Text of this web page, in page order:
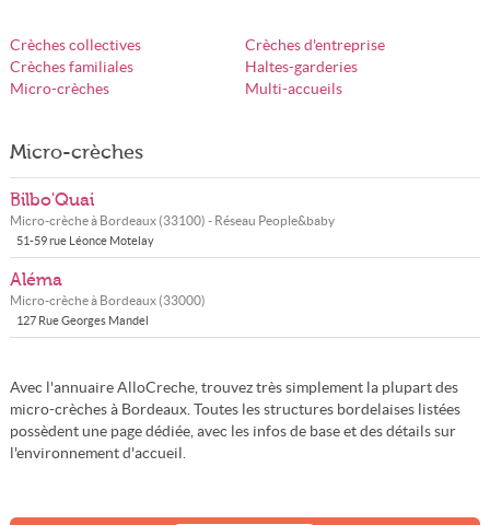
Crèches collectives
Crèches d'entreprise
Crèches familiales
Haltes-garderies
Micro-crèches
Multi-accueils
Micro-crèches
Bilbo'Quai
Micro-crèche à Bordeaux(33100) - Réseau People&baby
51-59 rue Léonce Motelay
Aléma
Micro-crèche à Bordeaux(33000)
127 Rue Georges Mandel
Avec l'annuaire AlloCreche, trouvez très simplement la plupart des
micro-crèches à Bordeaux. Toutes les structures bordelaises listées
possèdent une page dédiée, avec les infos de base et des détails sur
l'environnement d'accueil.